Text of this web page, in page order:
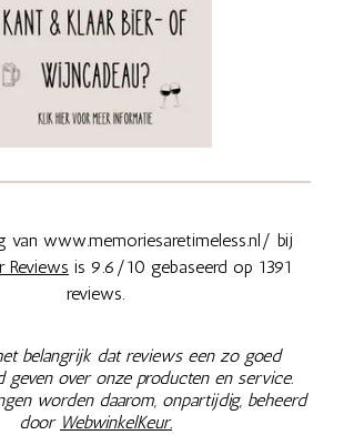
van www.memoriesaretimeless.nl/ bij
Reviews is 9.6/10 gebaseerd op 1391
reviews.
belangrijk dat reviews een zo goed
geven over onze producten en service.
worden daarom, onpartijdig, beheerd
door WebwinkelKeur.